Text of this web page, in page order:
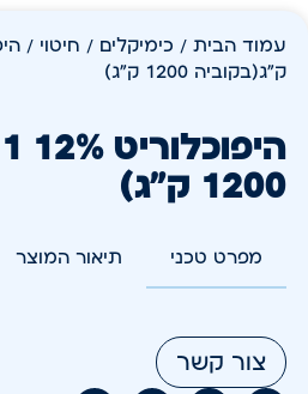
עמוד הבית / כימיקלים / חיטוי
ק"ג(בקוביה 1200 ק"ג)
1200 ק"ג)
מפרט טכני תיאור המוצר
צור קשר